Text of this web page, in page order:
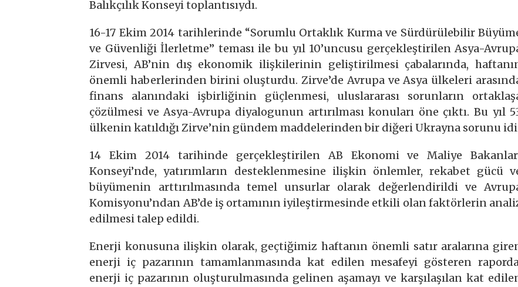
Balıkçılık Konseyi toplantısıydı.
16-17 Ekim 2014 tarihlerinde “Sorumlu Ortaklık Kurma ve Sürdürülebilir
ve Güvenliği İlerletme” teması ile bu yıl 10’uncusu gerçekleştirilen Asya-
Zirvesi, AB’nin dış ekonomik ilişkilerinin geliştirilmesi çabalarında,
önemli haberlerinden birini oluşturdu. Zirve’de Avrupa ve Asya ülkeleri
finans alanındaki işbirliğinin güçlenmesi, uluslararası sorunların
çözülmesi ve Asya-Avrupa diyalogunun artırılması konuları öne çıktı. Bu yıl
ülkenin katıldığı Zirve’nin gündem maddelerinden bir diğeri Ukrayna sorunu
14 Ekim 2014 tarihinde gerçekleştirilen AB Ekonomi ve Maliye
Konseyi’nde, yatırımların desteklenmesine ilişkin önlemler, rekabet gücü
büyümenin arttırılmasında temel unsurlar olarak değerlendirildi ve
Komisyonu’ndan AB’de iş ortamının iyileştirmesinde etkili olan faktörlerin
edilmesi talep edildi.
Enerji konusuna ilişkin olarak, geçtiğimiz haftanın önemli satır aralarına
enerji iç pazarının tamamlanmasında kat edilen mesafeyi gösteren
enerji iç pazarının oluşturulmasında gelinen aşamayı ve karşılaşılan kat